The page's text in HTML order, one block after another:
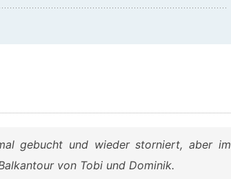
gebucht und wieder storniert, aber im
von Tobi und Dominik.